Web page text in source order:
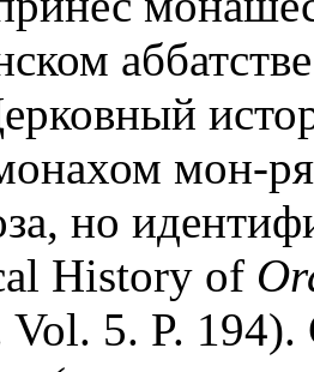
мон-
но
History of
5. P. 194).